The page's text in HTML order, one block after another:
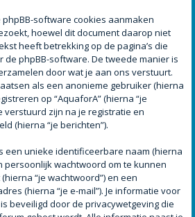
software cookies aanmaken
hoewel dit document daarop niet
heeft betrekking op de pagina’s die
phpBB-software. De tweede manier is
door wat je aan ons verstuurt.
als een anonieme gebruiker (hierna
op “AquaforA” (hierna “je
verstuurd zijn na je registratie en
(hierna “je berichten”).
een unieke identificeerbare naam (hierna
persoonlijk wachtwoord om te kunnen
“je wachtwoord”) en een
(hierna “je e-mail”). Je informatie voor
beveiligd door de privacywetgeving die